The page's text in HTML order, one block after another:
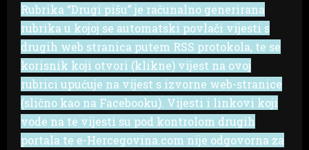
Rubrika “Drugi pišu” je računalno generirana
rubrika u kojoj se automatski povlači vijesti s
drugih web stranica putem RSS protokola, te se
korisnik koji otvori (klikne) vijest na ovoj
rubrici upućuje na vijest s izvorne web-stranice
(slično kao na Facebooku). Vijesti i linkovi koji
vode na te vijesti su pod kontrolom drugih
portala te e-Hercegovina.com nije odgovorna za